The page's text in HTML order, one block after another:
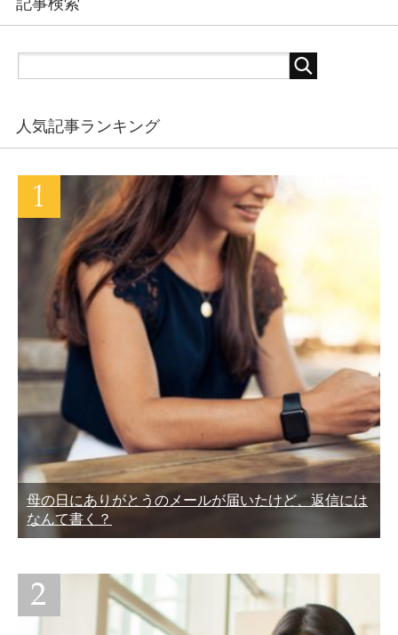
人気記事ランキング
母の日にありがとうのメールが届いたけど、返信には
なんて書く？